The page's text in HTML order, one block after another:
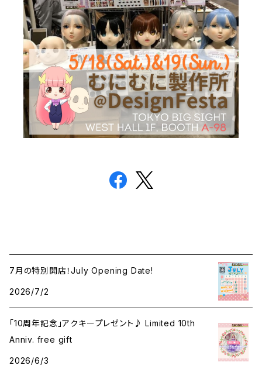
7月の特別開店！July Opening Date!
2026/7/2
「10周年記念」アクキープレゼント♪ Limited 10th
Anniv. free gift
2026/6/3